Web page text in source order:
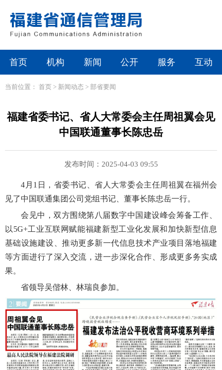
首页 机构 新闻 公开 服务 互动
当前位置： 首页 > 新闻动态 > 部省要闻
福建省委书记、省人大常委会主任周祖翼会见
中国联通董事长陈忠岳
发布时间：2025-04-03 09:55
4月1日，省委书记、省人大常委会主任周祖翼在福州会
见了中国联通集团公司党组书记、董事长陈忠岳一行。
会见中，双方围绕第八届数字中国建设峰会筹备工作、
以5G+工业互联网赋能福建新型工业化发展和加快新型信息
基础设施建设、推动更多新一代信息技术产业项目落地福建
等方面进行了深入交流，进一步深化合作、形成更多务实成
果。
省领导吴偕林、林瑞良参加。